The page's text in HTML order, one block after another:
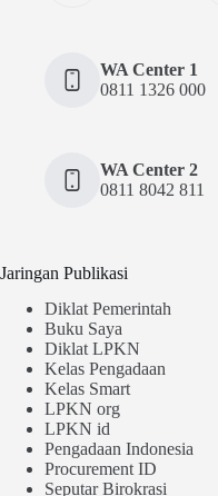
WA Center 1
0811 1326 000
WA Center 2
0811 8042 811
Jaringan Publikasi
Diklat Pemerintah
Buku Saya
Diklat LPKN
Kelas Pengadaan
Kelas Smart
LPKN org
LPKN id
Pengadaan Indonesia
Procurement ID
Seputar Birokrasi